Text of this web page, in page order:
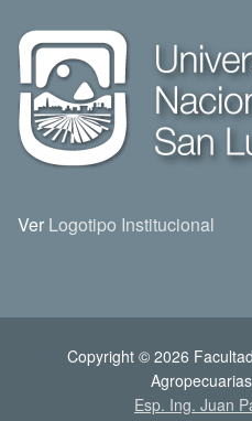
Ver Logotipo Institucional
Copyright © 2026
Esp. Ing. Juan